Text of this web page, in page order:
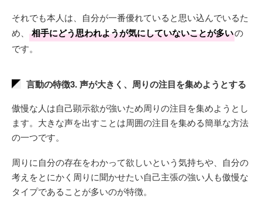
それでも本人は、自分が一番優れていると思い込んでいるた
め、
相手にどう思われようが気にしていないことが多いの
です。
言動の特徴3. 声が大きく、周りの注目を集めようとする
傲慢な人は自己顕示欲が強いため周りの注目を集めようとし
ます。大きな声を出すことは周囲の注目を集める簡単な方法
の一つです。
周りに自分の存在をわかって欲しいという気持ちや、自分の
考えをとにかく周りに聞かせたい自己主張の強い人も傲慢な
タイプであることが多いのが特徴。